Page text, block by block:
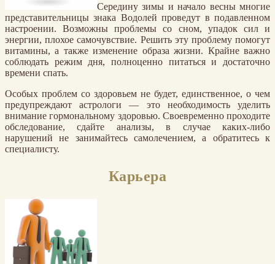
Середину зимы и начало весны многие
представительницы знака Водолей проведут в подавленном
настроении. Возможны проблемы со сном, упадок сил и
энергии, плохое самочувствие. Решить эту проблему помогут
витамины, а также изменение образа жизни. Крайне важно
соблюдать режим дня, полноценно питаться и достаточно
времени спать.
Особых проблем со здоровьем не будет, единственное, о чем
предупреждают астрологи — это необходимость уделить
внимание гормональному здоровью. Своевременно проходите
обследование, сдайте анализы, в случае каких-либо
нарушений не занимайтесь самолечением, а обратитесь к
специалисту.
Карьера